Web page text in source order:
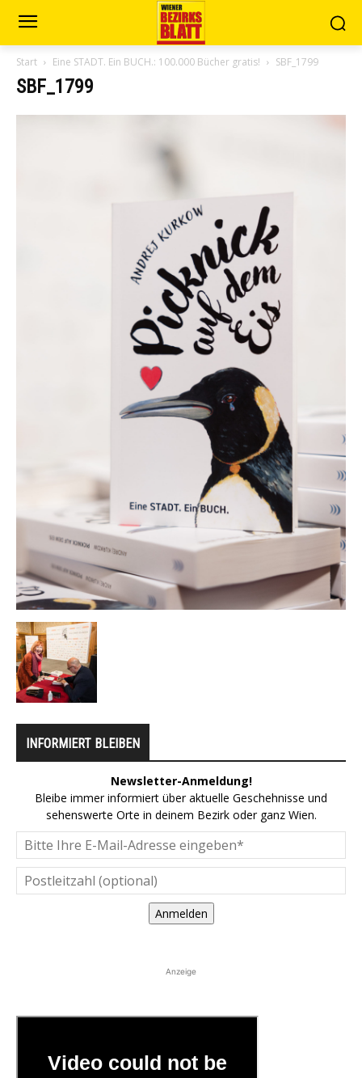
Start Eine STADT. Ein BUCH.: 100.000 Bücher gratis! SBF_1799
SBF_1799
INFORMIERT BLEIBEN
Newsletter-Anmeldung!
Bleibe immer informiert über aktuelle Geschehnisse und
sehenswerte Orte in deinem Bezirk oder ganz Wien.
Anmelden
Anzeige